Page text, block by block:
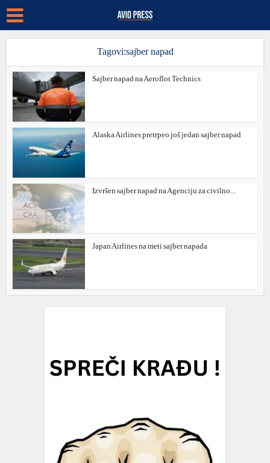
Tagovi:sajber napad
Sajber napad na Aeroflot Technics
Alaska Airlines pretrpeo još jedan sajber napad
Izvršen sajber napad na Agenciju za civilno...
Japan Airlines na meti sajber napada